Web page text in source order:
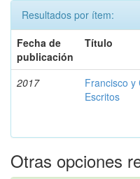
Resultados por ítem:
Fecha de
publicación
Título
2017
Francisco y
Escritos
Otras opciones